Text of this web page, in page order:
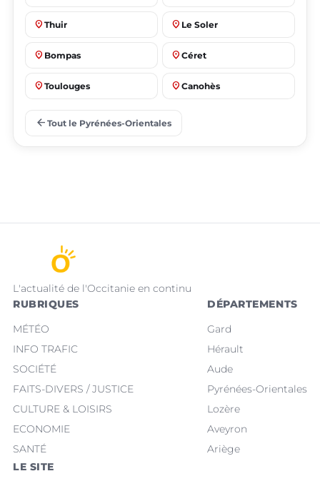
place Thuir place Le Soler
place Bompas place Céret
place Toulouges place Canohès
place
arrow_back Tout le Pyrénées-Orientales
L'actualité de l'Occitanie en continu
RUBRIQUES
MÉTÉO
INFO TRAFIC
SOCIÉTÉ
FAITS-DIVERS / JUSTICE
CULTURE & LOISIRS
ECONOMIE
SANTÉ
DÉPARTEMENTS
Gard
Hérault
Aude
Pyrénées-Orientales
Lozère
Aveyron
Ariège
LE SITE